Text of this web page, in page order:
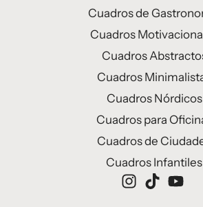
Cuadros de
Cuadros
Cuadros
Cuadros
Cuadros Nórdicos
Cuadros para
Cuadros de
Cuadros Infantiles